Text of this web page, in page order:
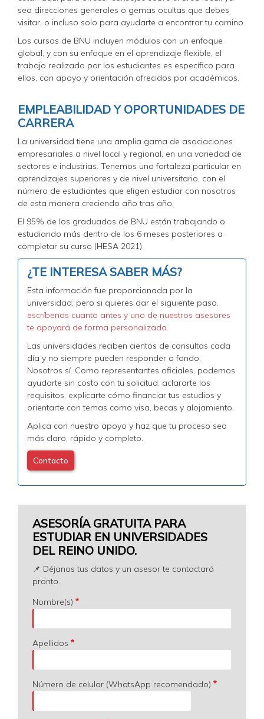
sea direcciones generales o gemas ocultas que debes
visitar, o incluso solo para ayudarte a encontrar tu camino.
Los cursos de BNU incluyen módulos con un enfoque
global, y con su enfoque en el aprendizaje flexible, el
trabajo realizado por los estudiantes es específico para
ellos, con apoyo y orientación ofrecidos por académicos.
EMPLEABILIDAD Y OPORTUNIDADES DE
CARRERA
La universidad tiene una amplia gama de asociaciones
empresariales a nivel local y regional, en una variedad de
sectores e industrias. Tenemos una fortaleza particular en
aprendizajes superiores y de nivel universitario, con el
número de estudiantes que eligen estudiar con nosotros
de esta manera creciendo año tras año.
El 95% de los graduados de BNU están trabajando o
estudiando más dentro de los 6 meses posteriores a
completar su curso (HESA 2021).
¿TE INTERESA SABER MÁS?
Esta información fue proporcionada por la
universidad, pero si quieres dar el siguiente paso,
escríbenos cuanto antes y uno de nuestros asesores
te apoyará de forma personalizada.
Las universidades reciben cientos de consultas cada
día y no siempre pueden responder a fondo.
Nosotros sí. Como representantes oficiales, podemos
ayudarte sin costo con tu solicitud, aclararte los
requisitos, explicarte cómo financiar tus estudios y
orientarte con temas como visa, becas y alojamiento.
Aplica con nuestro apoyo y haz que tu proceso sea
más claro, rápido y completo.
Contacto
ASESORÍA GRATUITA PARA
ESTUDIAR EN UNIVERSIDADES
DEL REINO UNIDO.
📌 Déjanos tus datos y un asesor te contactará
pronto.
Nombre(s)
Apellidos
Número de celular (WhatsApp recomendado)